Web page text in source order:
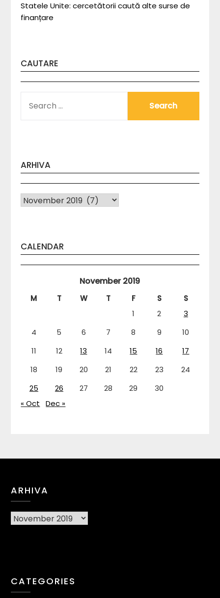
Statele Unite: cercetătorii caută alte surse de
finanțare
CAUTARE
FOR:
ARHIVA
Arhiva
CALENDAR
November 2019
M T W T F S
S
1
2
3
4
5 6 7 8 9
10
11
12 13 14 15 16
17
18
19 20 21 22 23
24
25
26 27 28 29
30
« Oct
Dec »
ARHIVA
Arhiva
CATEGORIES